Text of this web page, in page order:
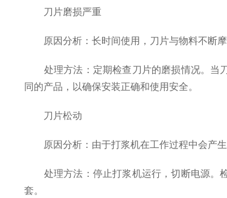
刀片磨损严重
原因分析：长时间使用，刀片与物料不断摩
处理方法：定期检查刀片的磨损情况。当刀
同的产品，以确保安装正确和使用安全。
刀片松动
原因分析：由于打浆机在工作过程中会产生
处理方法：停止打浆机运行，切断电源。检
套。